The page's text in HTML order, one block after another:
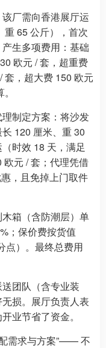
厂需向香港展厅运
重 65 公斤），首次
生多项费用：基础
欧元 / 套，超重费
套，超大费 150 欧元
制定方案：将沙发
120 厘米、重 30
时效 18 天，满足
元 / 套；代理凭借
，且免掉上门取件
箱（含防潮层）单
；保价费按货值
点）。最终总费用
团队（含专业装
损。展厅负责人表
业节省了资金。
需求与方案”—— 不